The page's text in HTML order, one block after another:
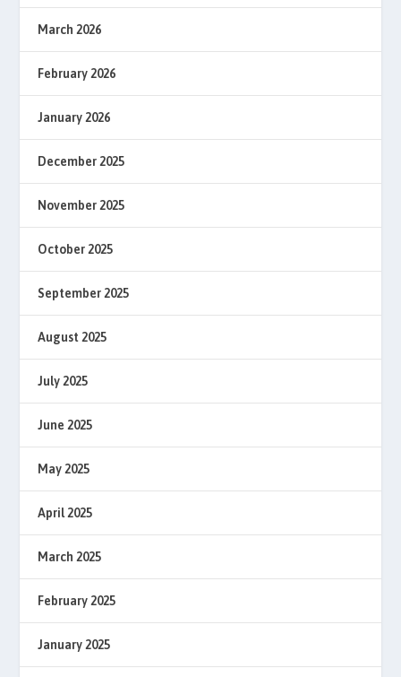
March 2026
February 2026
January 2026
December 2025
November 2025
October 2025
September 2025
August 2025
July 2025
June 2025
May 2025
April 2025
March 2025
February 2025
January 2025